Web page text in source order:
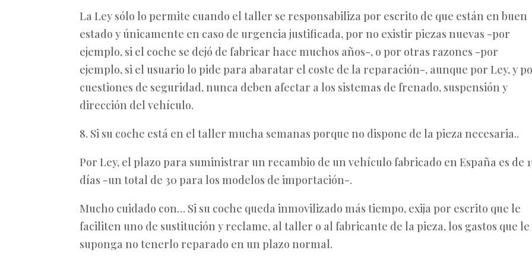
La Ley sólo lo permite cuando el taller se responsabiliza por escrito de que están en buen
estado y únicamente en caso de urgencia justificada, por no existir piezas nuevas -por
ejemplo, si el coche se dejó de fabricar hace muchos años-, o por otras razones -por
ejemplo, si el usuario lo pide para abaratar el coste de la reparación-, aunque por Ley, y
cuestiones de seguridad, nunca deben afectar a los sistemas de frenado, suspensión y
dirección del vehículo.
8. Si su coche está en el taller mucha semanas porque no dispone de la pieza necesaria..
Por Ley, el plazo para suministrar un recambio de un vehículo fabricado en España es de
días -un total de 30 para los modelos de importación-.
Mucho cuidado con… Si su coche queda inmovilizado más tiempo, exija por escrito que le
faciliten uno de sustitución y reclame, al taller o al fabricante de la pieza, los gastos que le
suponga no tenerlo reparado en un plazo normal.